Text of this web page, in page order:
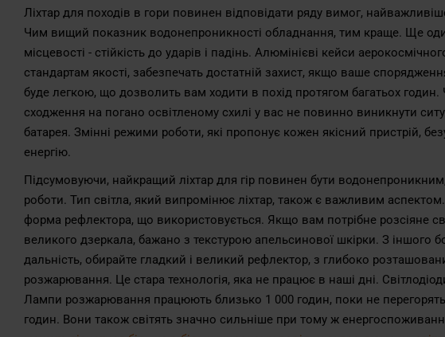
Ліхтар для походів в гори повинен відповідати ряду вимог,
Чим вищий показник водонепроникності обладнання, тим краще. Ще
місцевості - стійкість до ударів і падінь. Алюмінієві кейси
стандартам якості, забезпечать достатній захист, якщо ваше
буде легкою, що дозволить вам ходити в похід протягом багатьох
сходження на погано освітленому схилі у вас не повинно виникнути
батарея. Змінні режими роботи, які пропонує кожен якісний пристрій,
енергію.
Підсумовуючи, найкращий ліхтар для гір повинен бути
роботи. Тип світла, який випромінює ліхтар, також є важливим
форма рефлектора, що використовується. Якщо вам потрібне розсіяне
великого дзеркала, бажано з текстурою апельсинової шкірки. З іншого
дальність, обирайте гладкий і великий рефлектор, з глибоко
розжарювання. Це стара технологія, яка не працює в наші дні.
Лампи розжарювання працюють близько 1 000 годин, поки не
годин. Вони також світять значно сильніше при тому ж